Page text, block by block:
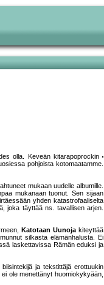
olla. Keveän kitarapoprockin
pohjoista kotomaatamme.
mukaan uudelle albumille.
mukanaan tuonut. Sen sijaan
yhden katastrofaaliselta
joka täyttää ns. tavallisen arjen.
Katotaan Uunojakiteyttää
silkasta elämänhalusta. Ei
laskettavissa Rämän eduksi ja
ja tekstittäjä erottuukin
ole menettänyt huomiokykyään,